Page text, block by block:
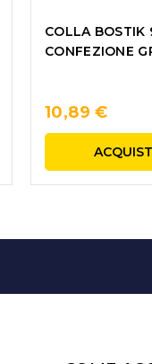
COLLA BOSTIK
CONFEZIONE
10,89 €